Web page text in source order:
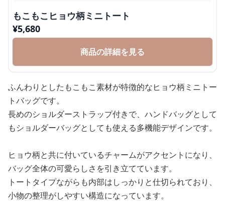
もこもこヒョウ柄ミニトート
¥5,680
商品の詳細を見る
ふんわりとしたもこもこ素材が特徴的なヒョウ柄ミニトー
トバッグです。
長めのショルダーストラップ付きで、ハンドバッグとして
もショルダーバッグとしても使える多機能デザインです。
ヒョウ柄と共に付いているチャームがアクセントになり、
バッグ全体の可愛らしさを引き立てています。
トートタイプながらも内部はしっかりと仕切られており、
小物の整理がしやすい構造になっています。